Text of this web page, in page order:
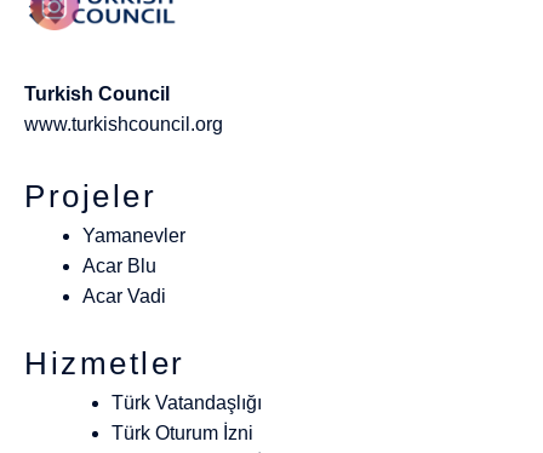
Turkish Council
www.turkishcouncil.org
Projeler
Yamanevler
Acar Blu
Acar Vadi
Hizmetler
Türk Vatandaşlığı
Türk Oturum İzni